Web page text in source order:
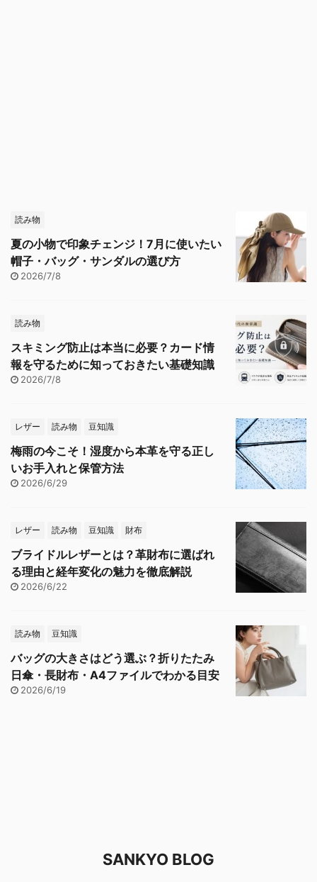
読み物
夏の小物で印象チェンジ！7月に使いたい
帽子・バッグ・サンダルの選び方
2026/7/8
読み物
スキミング防止は本当に必要？カード情
報を守るために知っておきたい基礎知識
2026/7/8
レザー 読み物 豆知識
梅雨の今こそ！湿度から本革を守る正し
いお手入れと保管方法
2026/6/29
レザー 読み物 豆知識 財布
ブライドルレザーとは？革財布に選ばれ
る理由と経年変化の魅力を徹底解説
2026/6/22
読み物 豆知識
バッグの大きさはどう選ぶ？折りたたみ
日傘・長財布・A4ファイルでわかる目安
2026/6/19
SANKYO BLOG